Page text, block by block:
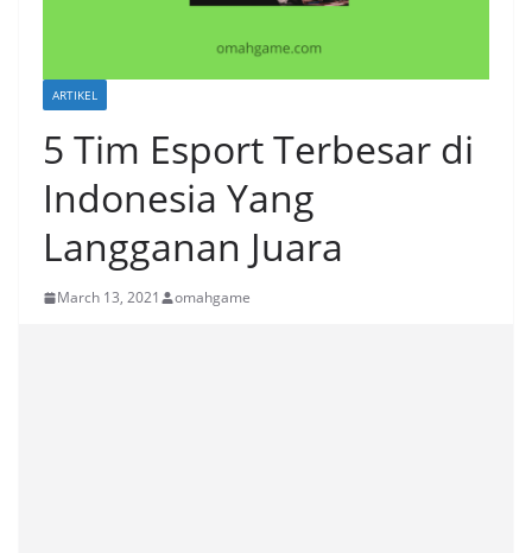
ARTIKEL
5 Tim Esport Terbesar di
Indonesia Yang
Langganan Juara
March 13, 2021 omahgame